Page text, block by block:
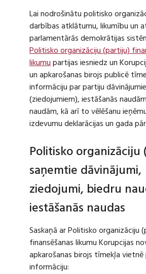
Lai nodrošinātu politisko
darbības atklātumu, likumību un
parlamentārās demokrātijas
Politisko organizāciju (partiju)
likumupartijas iesniedz un
un apkarošanas birojs publicē
informāciju par partiju
(ziedojumiem), iestāšanās
naudām, kā arī to vēlēšanu
izdevumu deklarācijas un gada
Politisko
saņemtie dāvinājumi,
ziedojumi, biedru
iestāšanās naudas
Saskaņā ar Politisko organizāciju
finansēšanas likumu Korupcijas
apkarošanas birojs tīmekļa
informāciju: